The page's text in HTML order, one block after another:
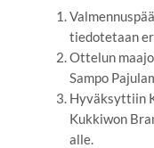
tiedotetaan
Ottelun
Sampo
Hyväksyttiin
Kukkiwon
alle.